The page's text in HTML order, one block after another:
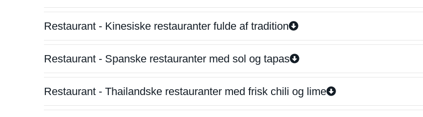
Restaurant - Kinesiske restauranter fulde af tradition
Restaurant - Spanske restauranter med sol og tapas
Restaurant - Thailandske restauranter med frisk chili og lime